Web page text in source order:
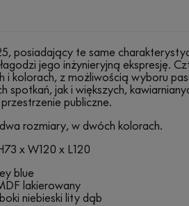
posiadający te same
jego inżynieryjną ekspresję.
i kolorach, z możliwością wyboru
spotkań, jak i większych,
publiczne.
rozmiary, w dwóch kolorach.
x W120 x L120
blue
lakierowany
niebieski lity dąb